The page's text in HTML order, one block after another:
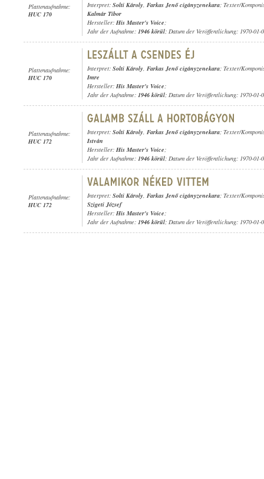
Plattenaufnahme:
HUC 170
Interpret: Solti Károly, Farkas Jenő cigányzenekara; Texter/
Kalmár Tibor
Hersteller: His Master's Voice;
Jahr der Aufnahme: 1946 körül; Datum der Veröffentlichung: 1970-01-
Plattenaufnahme:
HUC 170
Interpret: Solti Károly, Farkas Jenő cigányzenekara; Texter/
Imre
Hersteller: His Master's Voice;
Jahr der Aufnahme: 1946 körül; Datum der Veröffentlichung: 1970-01-
Plattenaufnahme:
HUC 172
Interpret: Solti Károly, Farkas Jenő cigányzenekara; Texter/
István
Hersteller: His Master's Voice;
Jahr der Aufnahme: 1946 körül; Datum der Veröffentlichung: 1970-01-
Plattenaufnahme:
HUC 172
Interpret: Solti Károly, Farkas Jenő cigányzenekara; Texter/
Szigeti József
Hersteller: His Master's Voice;
Jahr der Aufnahme: 1946 körül; Datum der Veröffentlichung: 1970-01-